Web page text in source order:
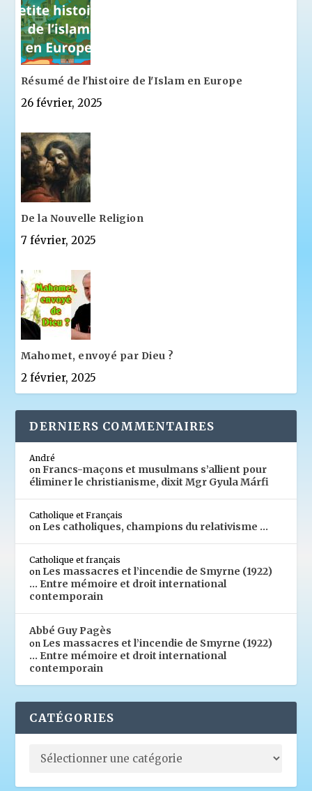
Résumé de l'histoire de l'Islam en Europe
26 février, 2025
De la Nouvelle Religion
7 février, 2025
Mahomet, envoyé par Dieu ?
2 février, 2025
DERNIERS COMMENTAIRES
André
onFrancs-maçons et musulmans s’allient pour
éliminer le christianisme, dixit Mgr Gyula Márfi
Catholique et Français
on Les catholiques, champions du relativisme …
Catholique et français
on Les massacres et l’incendie de Smyrne (1922)
… Entre mémoire et droit international
contemporain
Abbé Guy Pagès
on Les massacres et l’incendie de Smyrne (1922)
… Entre mémoire et droit international
contemporain
CATÉGORIES